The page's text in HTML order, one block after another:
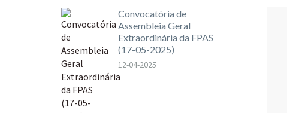
Convocatória de
Assembleia Geral
Extraordinária da FPAS
(17-05-2025)
12-04-2025